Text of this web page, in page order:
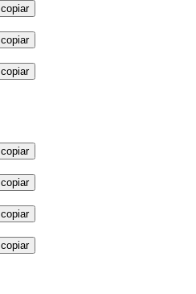
copiar
copiar
copiar
copiar
copiar
copiar
copiar